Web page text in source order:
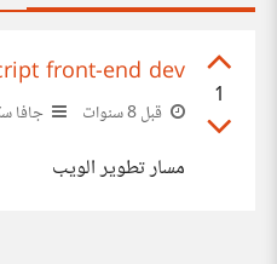
1
front-end dev
قبل 8 سنوات جافا
مسار تطوير الويب